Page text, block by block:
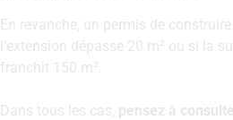
En revanche, un permis de
l’extension dépasse 20 m² ou si la
franchit 150 m².
Dans tous les cas, pensez à